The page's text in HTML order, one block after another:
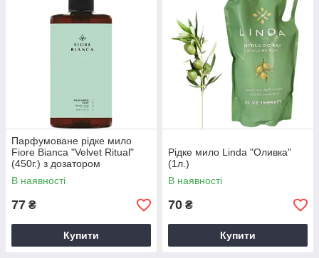
Парфумоване рідке мило
Fiore Bianca "Velvet Ritual"
(450г.) з дозатором
В наявності
77 ₴
Купити
Рідке мило Linda "Оливка"
(1л.)
В наявності
70 ₴
Купити